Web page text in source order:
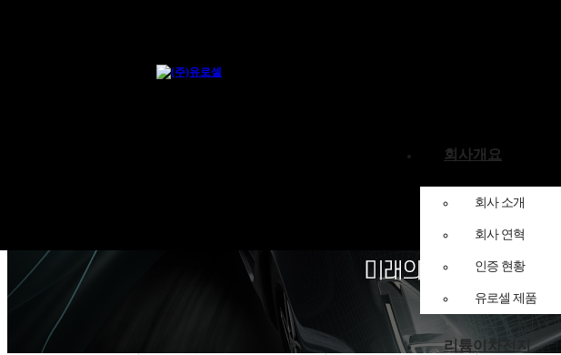
회사개요
회사 소개
회사 연혁
인증 현황
유로셀 제품
리튬이차전지